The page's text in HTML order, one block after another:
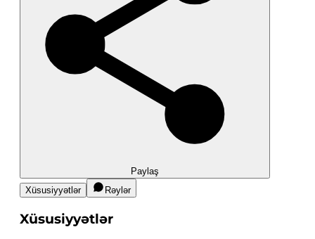
Paylaş
Xüsusiyyətlər
Rəylər
Xüsusiyyətlər